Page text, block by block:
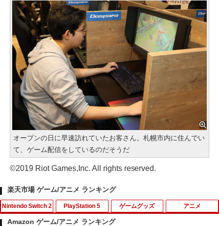
オープンの日に早速訪れていたお客さん。札幌市内に住んでい
て、ゲーム配信をしているのだそうだ
©2019 Riot Games,Inc. All rights reserved.
楽天市場 ゲーム/アニメ ランキング
Nintendo Switch 2 PlayStation 5 ゲームグッズ アニメ
Amazon ゲーム/アニメ ランキング